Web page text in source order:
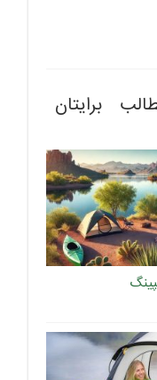
برایتان